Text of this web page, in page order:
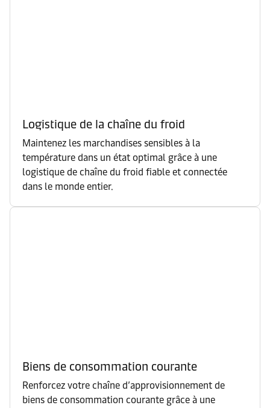
Logistique de la chaîne du froid
Maintenez les marchandises sensibles à la
température dans un état optimal grâce à une
logistique de chaîne du froid fiable et connectée
dans le monde entier.
Biens de consommation courante
Renforcez votre chaîne d’approvisionnement de
biens de consommation courante grâce à une